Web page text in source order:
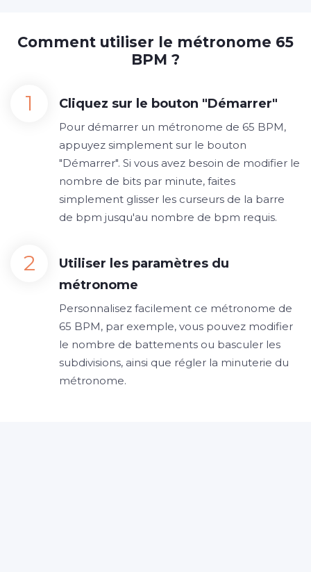
Comment utiliser le métronome 65
BPM ?
Cliquez sur le bouton "Démarrer"
Pour démarrer un métronome de 65 BPM,
appuyez simplement sur le bouton
"Démarrer". Si vous avez besoin de modifier le
nombre de bits par minute, faites
simplement glisser les curseurs de la barre
de bpm jusqu'au nombre de bpm requis.
Utiliser les paramètres du
métronome
Personnalisez facilement ce métronome de
65 BPM, par exemple, vous pouvez modifier
le nombre de battements ou basculer les
subdivisions, ainsi que régler la minuterie du
métronome.